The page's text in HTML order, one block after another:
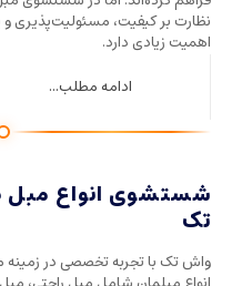
نظارت بر کیفیت، مسئولیت‌پذیری و
اهمیت زیادی دارد.
ادامه مطلب...
شستشوی انواع
تک
واش تک با تجربه تخصصی در